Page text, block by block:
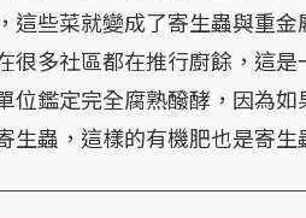
這些菜就變成了寄生蟲與重
很多社區都在推行廚餘，這
位鑑定完全腐熟醱酵，因為
蟲，這樣的有機肥也是寄生